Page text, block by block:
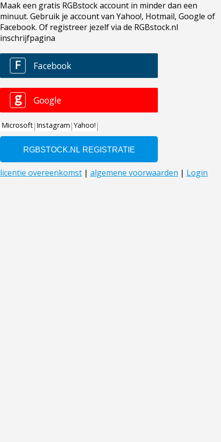
Maak een gratis RGBstock account in minder dan een
minuut. Gebruik je account van Yahoo!, Hotmail, Google of
Facebook. Of registreer jezelf via de RGBstock.nl
inschrijfpagina
F Facebook
g Google
Microsoft Instagram Yahoo!
licentie overeenkomst | algemene voorwaarden | Login